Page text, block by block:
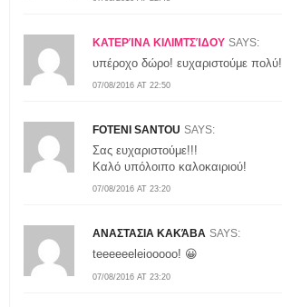
ΚΑΤΕΡΊΝΑ ΚΙΛΙΜΤΣΊΔΟΥ SAYS:
07/08/2016 AT 22:50
υπέροχο δώρο! ευχαριστούμε πολύ!
FOTENI SANTOU SAYS:
07/08/2016 AT 23:20
Σας ευχαριστούμε!!!
Καλό υπόλοιπο καλοκαιριού!
ΑΝΑΣΤΑΣΙΑ ΚΑΚΆΒΑ SAYS:
07/08/2016 AT 23:20
teeeeeeleiooooo! 😀